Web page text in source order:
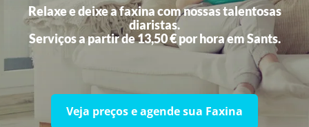
Relaxe e deixe a faxina com nossas talentosas
diaristas.
Serviços a partir de 13,50 € por hora emSants.
Veja preços e agende sua Faxina